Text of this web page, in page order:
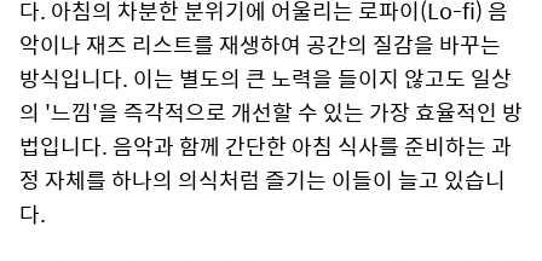
다. 아침의 차분한 분위기에 어울리는 로파이(Lo-fi) 음
악이나 재즈 리스트를 재생하여 공간의 질감을 바꾸는
방식입니다. 이는 별도의 큰 노력을 들이지 않고도 일상
의 '느낌'을 즉각적으로 개선할 수 있는 가장 효율적인 방
법입니다. 음악과 함께 간단한 아침 식사를 준비하는 과
정 자체를 하나의 의식처럼 즐기는 이들이 늘고 있습니
다.